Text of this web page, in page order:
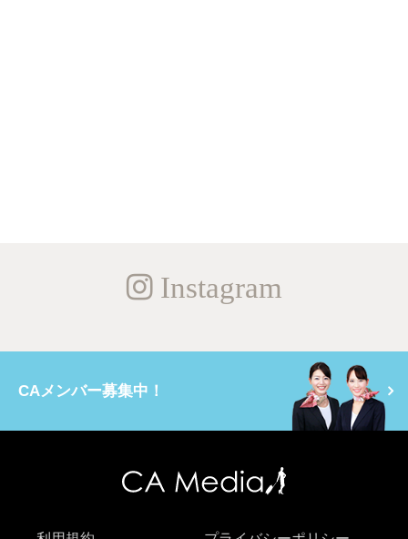
Instagram
CAメンバー募集中！